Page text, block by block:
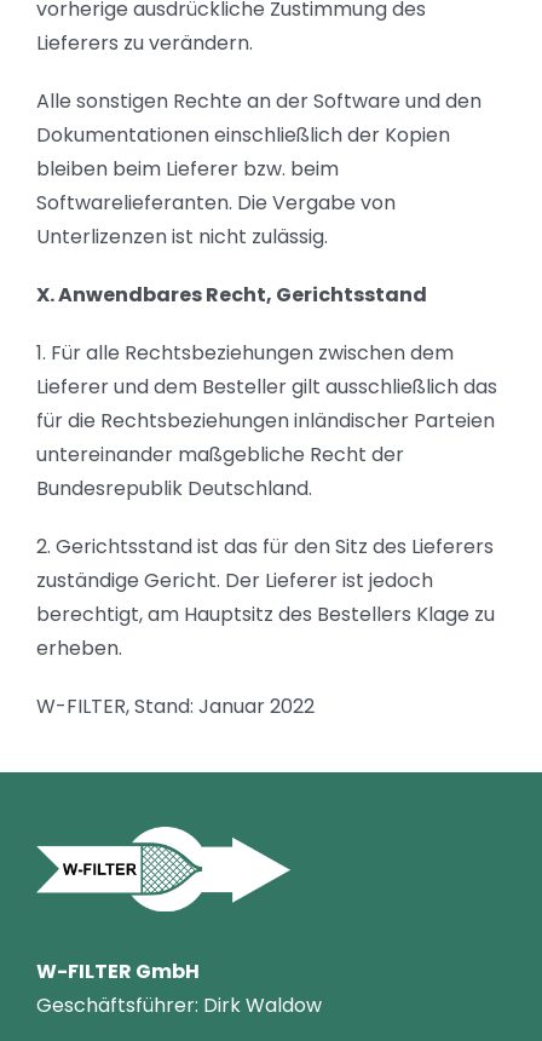
vorherige ausdrückliche Zustimmung des
Lieferers zu verändern.
Alle sonstigen Rechte an der Software und den
Dokumentationen einschließlich der Kopien
bleiben beim Lieferer bzw. beim
Softwarelieferanten. Die Vergabe von
Unterlizenzen ist nicht zulässig.
X. Anwendbares Recht, Gerichtsstand
1. Für alle Rechtsbeziehungen zwischen dem
Lieferer und dem Besteller gilt ausschließlich das
für die Rechtsbeziehungen inländischer Parteien
untereinander maßgebliche Recht der
Bundesrepublik Deutschland.
2. Gerichtsstand ist das für den Sitz des Lieferers
zuständige Gericht. Der Lieferer ist jedoch
berechtigt, am Hauptsitz des Bestellers Klage zu
erheben.
W-FILTER, Stand: Januar 2022
W-FILTER GmbH
Geschäftsführer: Dirk Waldow